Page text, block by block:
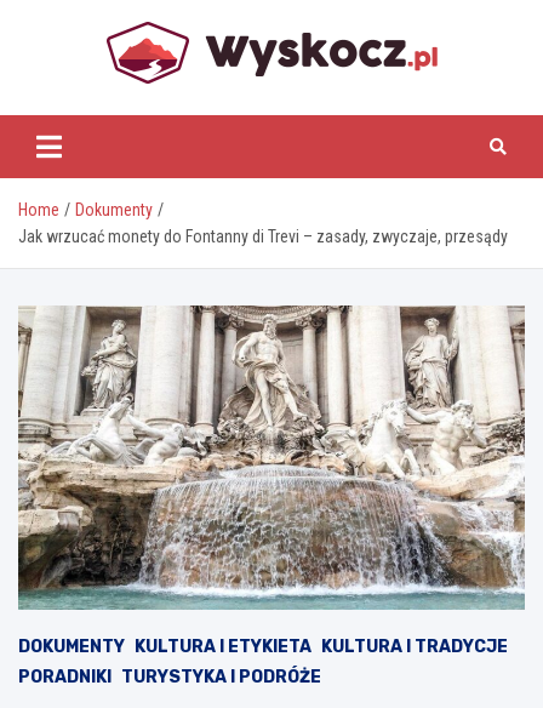
www.wyskocz.pl
Home
Dokumenty
Jak wrzucać monety do Fontanny di Trevi – zasady, zwyczaje, przesądy
DOKUMENTY KULTURA I ETYKIETA
KULTURA I TRADYCJE
PORADNIKI
TURYSTYKA I PODRÓŻE